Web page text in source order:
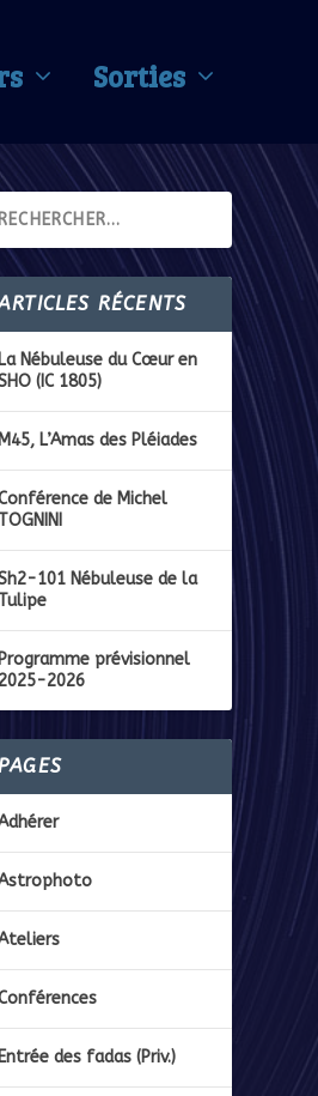
Sorties
RÉCENTS
La Nébuleuse du Cœur en
(IC 1805)
M45, L’Amas des Pléiades
de Michel
TOGNINI
101 Nébuleuse de la
Tulipe
Programme prévisionnel
2025-2026
Entrée des fadas (Priv.)